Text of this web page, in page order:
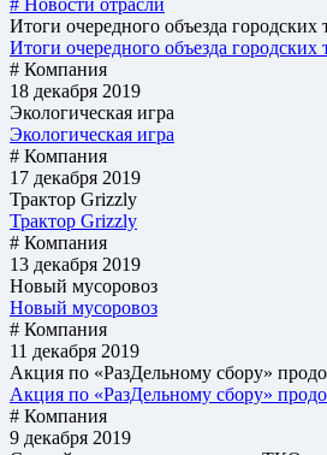
Итоги очередного объезда городских
Итоги очередного объезда городских
# Компания
18 декабря 2019
Экологическая игра
Экологическая игра
# Компания
17 декабря 2019
Трактор Grizzly
Трактор Grizzly
# Компания
13 декабря 2019
Новый мусоровоз
Новый мусоровоз
# Компания
11 декабря 2019
Акция по «РазДельному сбору»
Акция по «РазДельному сбору»
# Компания
9 декабря 2019